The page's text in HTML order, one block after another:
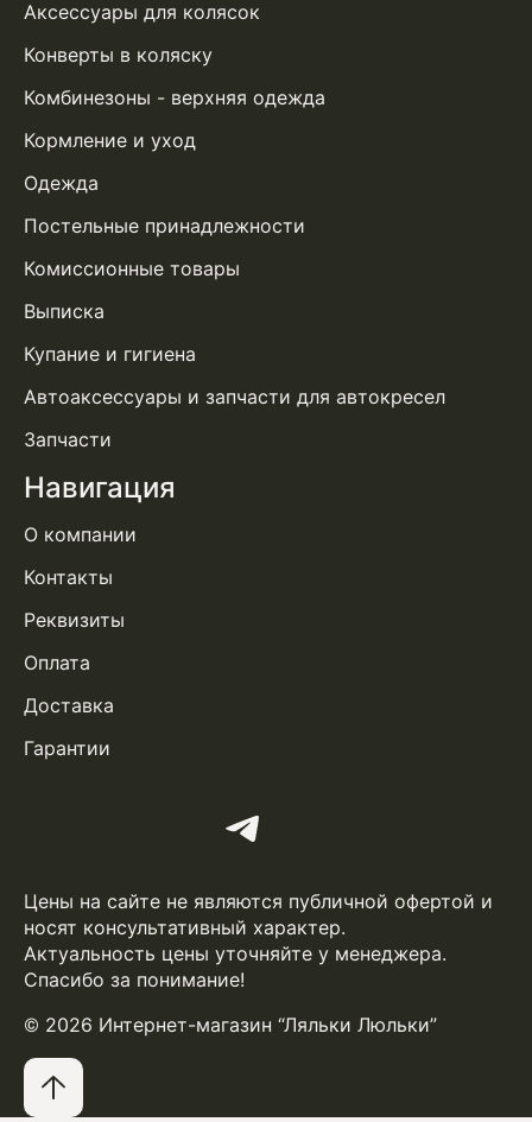
Аксессуары для колясок
Конверты в коляску
Комбинезоны - верхняя одежда
Кормление и уход
Одежда
Постельные принадлежности
Комиссионные товары
Выписка
Купание и гигиена
Автоаксессуары и запчасти для автокресел
Запчасти
Навигация
О компании
Контакты
Реквизиты
Оплата
Доставка
Гарантии
Цены на сайте не являются публичной офертой и
носят консультативный характер.
Актуальность цены уточняйте у менеджера.
Спасибо за понимание!
© 2026 Интернет-магазин “Ляльки Люльки”